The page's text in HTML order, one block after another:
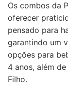
Os combos da
oferecer
pensado para
garantindo um
opções para
4 anos, além
Filho.